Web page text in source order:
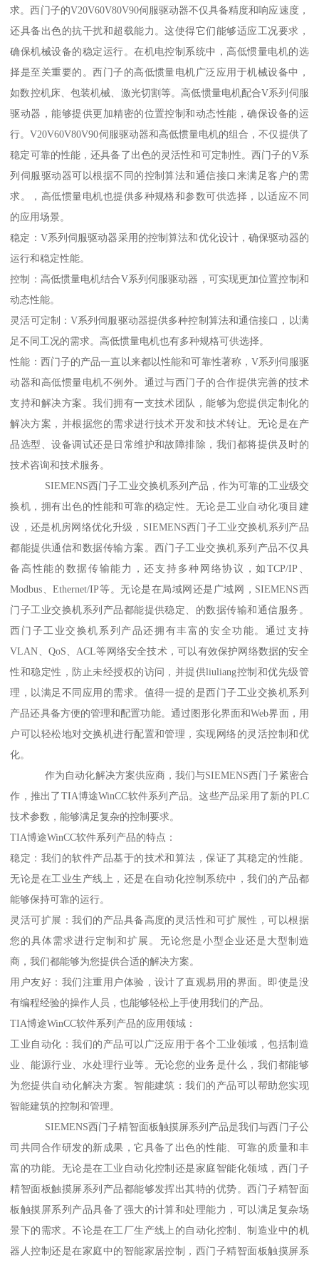
求。西门子的V20V60V80V90伺服驱动器不仅具备精度和响应速度，
还具备出色的抗干扰和超载能力。这使得它们能够适应工况要求，
确保机械设备的稳定运行。在机电控制系统中，高低惯量电机的选
择是至关重要的。西门子的高低惯量电机广泛应用于机械设备中，
如数控机床、包装机械、激光切割等。高低惯量电机配合V系列伺服
驱动器，能够提供更加精密的位置控制和动态性能，确保设备的运
行。V20V60V80V90伺服驱动器和高低惯量电机的组合，不仅提供了
稳定可靠的性能，还具备了出色的灵活性和可定制性。西门子的V系
列伺服驱动器可以根据不同的控制算法和通信接口来满足客户的需
求。，高低惯量电机也提供多种规格和参数可供选择，以适应不同
的应用场景。
稳定：V系列伺服驱动器采用的控制算法和优化设计，确保驱动器的
运行和稳定性能。
控制：高低惯量电机结合V系列伺服驱动器，可实现更加位置控制和
动态性能。
灵活可定制：V系列伺服驱动器提供多种控制算法和通信接口，以满
足不同工况的需求。高低惯量电机也有多种规格可供选择。
性能：西门子的产品一直以来都以性能和可靠性著称，V系列伺服驱
动器和高低惯量电机不例外。通过与西门子的合作提供完善的技术
支持和解决方案。我们拥有一支技术团队，能够为您提供定制化的
解决方案，并根据您的需求进行技术开发和技术转让。无论是在产
品选型、设备调试还是日常维护和故障排除，我们都将提供及时的
技术咨询和技术服务。
SIEMENS西门子工业交换机系列产品，作为可靠的工业级交
换机，拥有出色的性能和可靠的稳定性。无论是工业自动化项目建
设，还是机房网络优化升级，SIEMENS西门子工业交换机系列产品
都能提供通信和数据传输方案。西门子工业交换机系列产品不仅具
备高性能的数据传输能力，还支持多种网络协议，如TCP/IP、
Modbus、Ethernet/IP等。无论是在局域网还是广域网，SIEMENS西
门子工业交换机系列产品都能提供稳定、的数据传输和通信服务。
西门子工业交换机系列产品还拥有丰富的安全功能。通过支持
VLAN、QoS、ACL等网络安全技术，可以有效保护网络数据的安全
性和稳定性，防止未经授权的访问，并提供liuliang控制和优先级管
理，以满足不同应用的需求。值得一提的是西门子工业交换机系列
产品还具备方便的管理和配置功能。通过图形化界面和Web界面，用
户可以轻松地对交换机进行配置和管理，实现网络的灵活控制和优
化。
作为自动化解决方案供应商，我们与SIEMENS西门子紧密合
作，推出了TIA博途WinCC软件系列产品。这些产品采用了新的PLC
技术参数，能够满足复杂的控制要求。
TIA博途WinCC软件系列产品的特点：
稳定：我们的软件产品基于的技术和算法，保证了其稳定的性能。
无论是在工业生产线上，还是在自动化控制系统中，我们的产品都
能够保持可靠的运行。
灵活可扩展：我们的产品具备高度的灵活性和可扩展性，可以根据
您的具体需求进行定制和扩展。无论您是小型企业还是大型制造
商，我们都能够为您提供合适的解决方案。
用户友好：我们注重用户体验，设计了直观易用的界面。即使是没
有编程经验的操作人员，也能够轻松上手使用我们的产品。
TIA博途WinCC软件系列产品的应用领域：
工业自动化：我们的产品可以广泛应用于各个工业领域，包括制造
业、能源行业、水处理行业等。无论您的业务是什么，我们都能够
为您提供自动化解决方案。智能建筑：我们的产品可以帮助您实现
智能建筑的控制和管理。
SIEMENS西门子精智面板触摸屏系列产品是我们与西门子公
司共同合作研发的新成果，它具备了出色的性能、可靠的质量和丰
富的功能。无论是在工业自动化控制还是家庭智能化领域，西门子
精智面板触摸屏系列产品都能够发挥出其特的优势。西门子精智面
板触摸屏系列产品具备了强大的计算和处理能力，可以满足复杂场
景下的需求。不论是在工厂生产线上的自动化控制、制造业中的机
器人控制还是在家庭中的智能家居控制，西门子精智面板触摸屏系